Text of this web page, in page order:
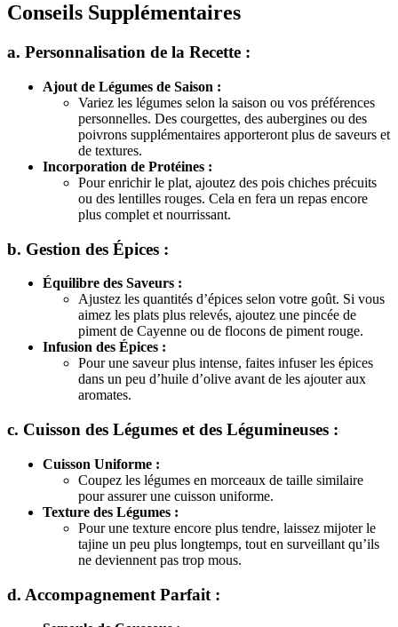
Conseils Supplémentaires
a. Personnalisation de la Recette :
Ajout de Légumes de Saison :
Variez les légumes selon la saison ou vos préférences
personnelles. Des courgettes, des aubergines ou des
poivrons supplémentaires apporteront plus de saveurs et
de textures.
Incorporation de Protéines :
Pour enrichir le plat, ajoutez des pois chiches précuits
ou des lentilles rouges. Cela en fera un repas encore
plus complet et nourrissant.
b. Gestion des Épices :
Équilibre des Saveurs :
Ajustez les quantités d’épices selon votre goût. Si vous
aimez les plats plus relevés, ajoutez une pincée de
piment de Cayenne ou de flocons de piment rouge.
Infusion des Épices :
Pour une saveur plus intense, faites infuser les épices
dans un peu d’huile d’olive avant de les ajouter aux
aromates.
c. Cuisson des Légumes et des Légumineuses :
Cuisson Uniforme :
Coupez les légumes en morceaux de taille similaire
pour assurer une cuisson uniforme.
Texture des Légumes :
Pour une texture encore plus tendre, laissez mijoter le
tajine un peu plus longtemps, tout en surveillant qu’ils
ne deviennent pas trop mous.
d. Accompagnement Parfait :